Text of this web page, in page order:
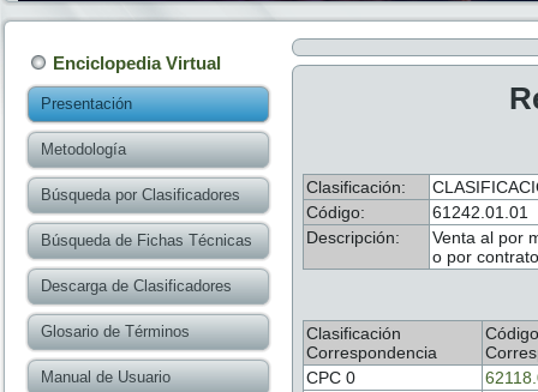
Enciclopedia Virtual
Presentación
Metodología
Búsqueda por Clasificadores
Búsqueda de Fichas Técnicas
Descarga de Clasificadores
Glosario de Términos
Manual de Usuario
Clasificación:
Código:
61242.01.01
Descripción:
Venta al por
o por contrato
Clasificación
Correspondencia
Código
CPC 0